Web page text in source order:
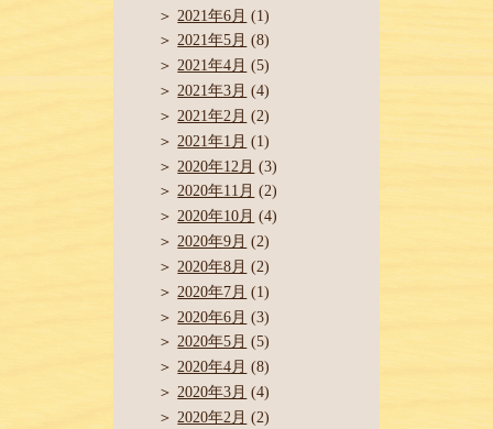
2021年6月 (1)
2021年5月 (8)
2021年4月 (5)
2021年3月 (4)
2021年2月 (2)
2021年1月 (1)
2020年12月 (3)
2020年11月 (2)
2020年10月 (4)
2020年9月 (2)
2020年8月 (2)
2020年7月 (1)
2020年6月 (3)
2020年5月 (5)
2020年4月 (8)
2020年3月 (4)
2020年2月 (2)